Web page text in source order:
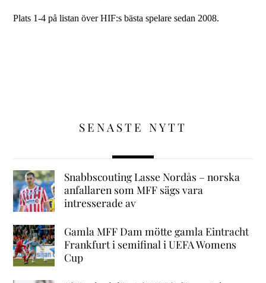
Plats 1-4 på listan över HIF:s bästa spelare sedan 2008.
SENASTE NYTT
Snabbscouting Lasse Nordås – norska
anfallaren som MFF sägs vara
intresserade av
Gamla MFF Dam mötte gamla Eintracht
Frankfurt i semifinal i UEFA Womens
Cup